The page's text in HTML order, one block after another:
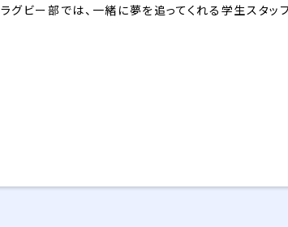
ラグビー部では、一緒に夢を追ってくれる学生スタッ